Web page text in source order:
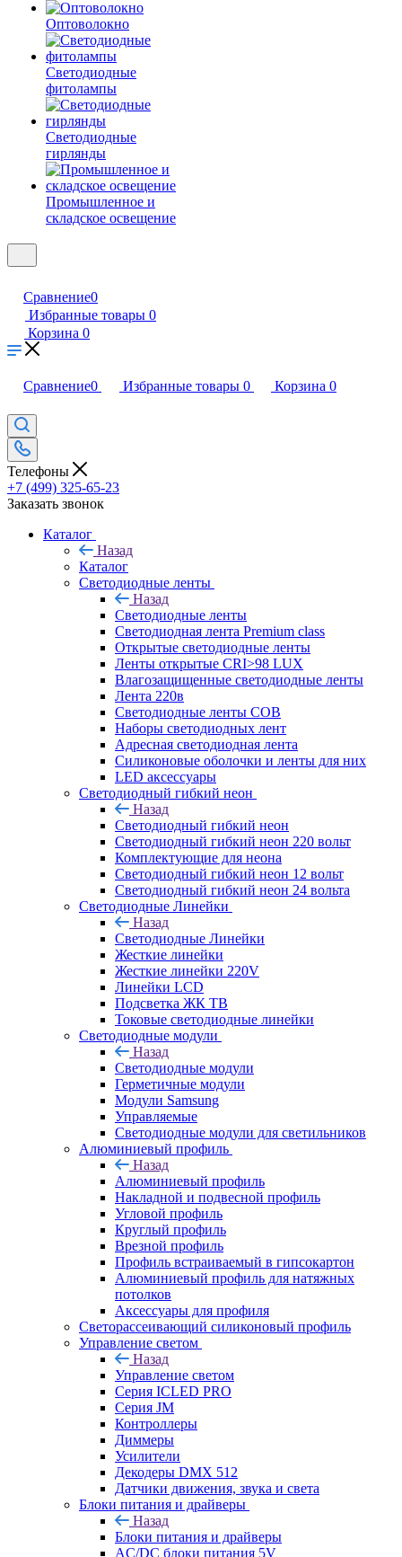
Оптоволокно
Светодиодные
фитолампы
Светодиодные
гирлянды
Промышленное и
складское освещение
Сравнение0
Избранные товары 0
Корзина 0
Сравнение0 Избранные товары 0 Корзина 0
Телефоны
+7 (499) 325-65-23
Заказать звонок
Каталог
Назад
Каталог
Светодиодные ленты
Назад
Светодиодные ленты
Светодиодная лента Premium class
Открытые светодиодные ленты
Ленты открытые CRI>98 LUX
Влагозащищенные светодиодные ленты
Лента 220в
Светодиодные ленты COB
Наборы светодиодных лент
Адресная светодиодная лента
Силиконовые оболочки и ленты для них
LED аксессуары
Светодиодный гибкий неон
Назад
Светодиодный гибкий неон
Светодиодный гибкий неон 220 вольт
Комплектующие для неона
Светодиодный гибкий неон 12 вольт
Светодиодный гибкий неон 24 вольта
Светодиодные Линейки
Назад
Светодиодные Линейки
Жесткие линейки
Жесткие линейки 220V
Линейки LCD
Подсветка ЖК ТВ
Токовые светодиодные линейки
Светодиодные модули
Назад
Светодиодные модули
Герметичные модули
Модули Samsung
Управляемые
Светодиодные модули для светильников
Алюминиевый профиль
Назад
Алюминиевый профиль
Накладной и подвесной профиль
Угловой профиль
Круглый профиль
Врезной профиль
Профиль встраиваемый в гипсокартон
Алюминиевый профиль для натяжных
потолков
Аксессуары для профиля
Светорассеивающий силиконовый профиль
Управление светом
Назад
Управление светом
Серия ICLED PRO
Серия JM
Контроллеры
Диммеры
Усилители
Декодеры DMX 512
Датчики движения, звука и света
Блоки питания и драйверы
Назад
Блоки питания и драйверы
AC/DC блоки питания 5V